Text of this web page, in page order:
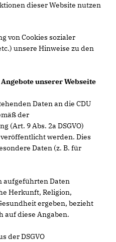
dieser Website nutzen
von Cookies sozialer
unsere Hinweise zu den
unserer Webseite
Daten an die CDU
der
(Art. 9 Abs. 2a DSGVO)
werden. Dies
Daten (z. B. für
aufgeführten Daten
Herkunft, Religion,
ergeben, bezieht
auf diese Angaben.
der DSGVO